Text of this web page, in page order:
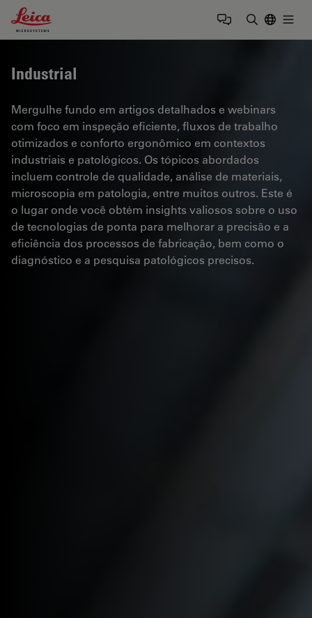
Leica Microsystems Logo
Industrial
Mergulhe fundo em artigos detalhados e webinars
com foco em inspeção eficiente, fluxos de trabalho
otimizados e conforto ergonômico em contextos
industriais e patológicos. Os tópicos abordados
incluem controle de qualidade, análise de materiais,
microscopia em patologia, entre muitos outros. Este é
o lugar onde você obtém insights valiosos sobre o uso
de tecnologias de ponta para melhorar a precisão e a
eficiência dos processos de fabricação, bem como o
diagnóstico e a pesquisa patológicos precisos.